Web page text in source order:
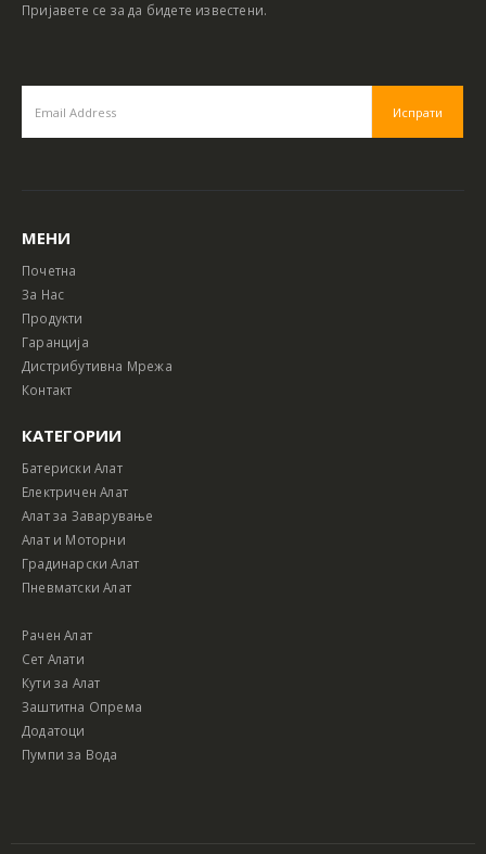
Пријавете се за да бидете известени.
МЕНИ
Почетна
За Нас
Продукти
Гаранција
Дистрибутивна Мрежа
Контакт
КАТЕГОРИИ
Батериски Алат
Електричен Алат
Алат за Заварување
Алат и Моторни
Градинарски Алат
Пневматски Алат
Рачен Алат
Сет Алати
Кути за Алат
Заштитна Опрема
Додатоци
Пумпи за Вода